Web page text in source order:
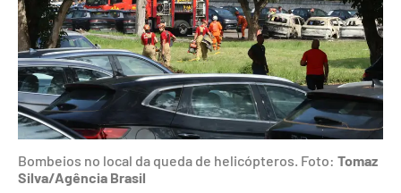
Bombeios no local da queda de helicópteros. Foto: Tomaz
Silva/Agência Brasil